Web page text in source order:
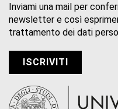
Inviami una mail per
newsletter e così
trattamento dei dati